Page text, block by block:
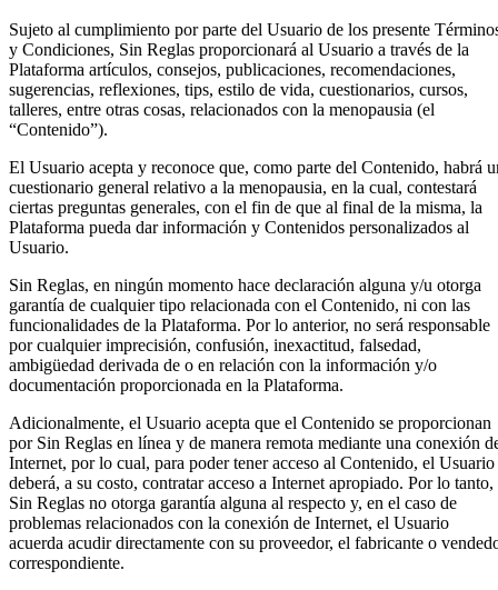
Sujeto al cumplimiento por parte del Usuario de los presente
y Condiciones, Sin Reglas proporcionará al Usuario a través de la
Plataforma artículos, consejos, publicaciones, recomendaciones,
sugerencias, reflexiones, tips, estilo de vida, cuestionarios, cursos,
talleres, entre otras cosas, relacionados con la menopausia (el
“Contenido”).
El Usuario acepta y reconoce que, como parte del Contenido, habrá
cuestionario general relativo a la menopausia, en la cual, contestará
ciertas preguntas generales, con el fin de que al final de la misma, la
Plataforma pueda dar información y Contenidos personalizados al
Usuario.
Sin Reglas, en ningún momento hace declaración alguna y/u otorga
garantía de cualquier tipo relacionada con el Contenido, ni con las
funcionalidades de la Plataforma. Por lo anterior, no será responsable
por cualquier imprecisión, confusión, inexactitud, falsedad,
ambigüedad derivada de o en relación con la información y/o
documentación proporcionada en la Plataforma.
Adicionalmente, el Usuario acepta que el Contenido se proporcionan
por Sin Reglas en línea y de manera remota mediante una conexión
Internet, por lo cual, para poder tener acceso al Contenido, el Usuario
deberá, a su costo, contratar acceso a Internet apropiado. Por lo tanto,
Sin Reglas no otorga garantía alguna al respecto y, en el caso de
problemas relacionados con la conexión de Internet, el Usuario
acuerda acudir directamente con su proveedor, el fabricante o
correspondiente.